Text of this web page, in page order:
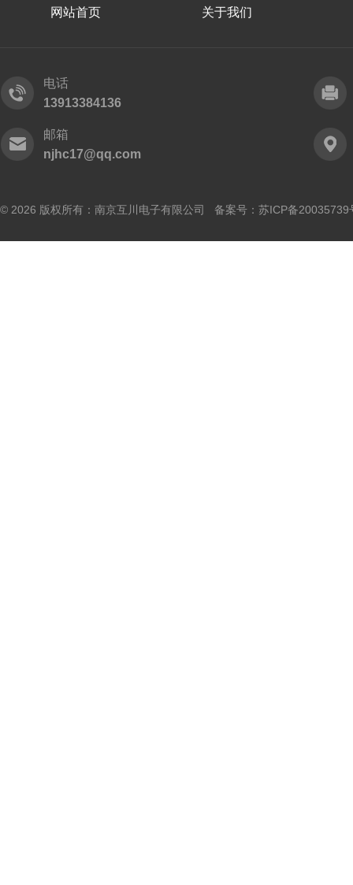
网站首页 关于我们
电话
13913384136
邮箱
njhc17@qq.com
© 2026 版权所有：南京互川电子有限公司 备案号： 苏ICP备20035739